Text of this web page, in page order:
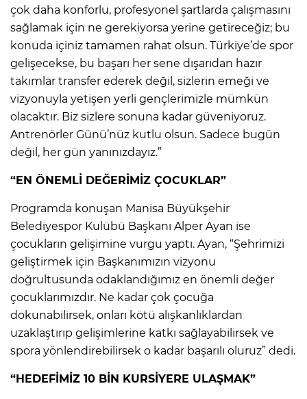
çok daha konforlu, profesyonel şartlarda çalışmasını
sağlamak için ne gerekiyorsa yerine getireceğiz; bu
konuda içiniz tamamen rahat olsun. Türkiye’de spor
gelişecekse, bu başarı her sene dışarıdan hazır
takımlar transfer ederek değil, sizlerin emeği ve
vizyonuyla yetişen yerli gençlerimizle mümkün
olacaktır. Biz sizlere sonuna kadar güveniyoruz.
Antrenörler Günü’nüz kutlu olsun. Sadece bugün
değil, her gün yanınızdayız.”
“EN ÖNEMLİ DEĞERİMİZ ÇOCUKLAR”
Programda konuşan Manisa Büyükşehir
Belediyespor Kulübü Başkanı Alper Ayan ise
çocukların gelişimine vurgu yaptı. Ayan, “Şehrimizi
geliştirmek için Başkanımızın vizyonu
doğrultusunda odaklandığımız en önemli değer
çocuklarımızdır. Ne kadar çok çocuğa
dokunabilirsek, onları kötü alışkanlıklardan
uzaklaştırıp gelişimlerine katkı sağlayabilirsek ve
spora yönlendirebilirsek o kadar başarılı oluruz” dedi.
“HEDEFİMİZ 10 BİN KURSİYERE ULAŞMAK”